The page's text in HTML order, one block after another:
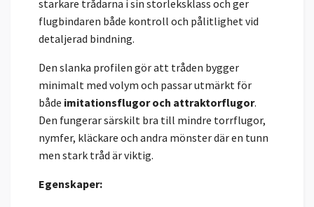
starkare trådarna i sin storleksklass och ger
flugbindaren både kontroll och pålitlighet vid
detaljerad bindning.
Den slanka profilen gör att tråden bygger
minimalt med volym och passar utmärkt för
både imitationsflugor och attraktorflugor.
Den fungerar särskilt bra till mindre torrflugor,
nymfer, kläckare och andra mönster där en tunn
men stark tråd är viktig.
Egenskaper: